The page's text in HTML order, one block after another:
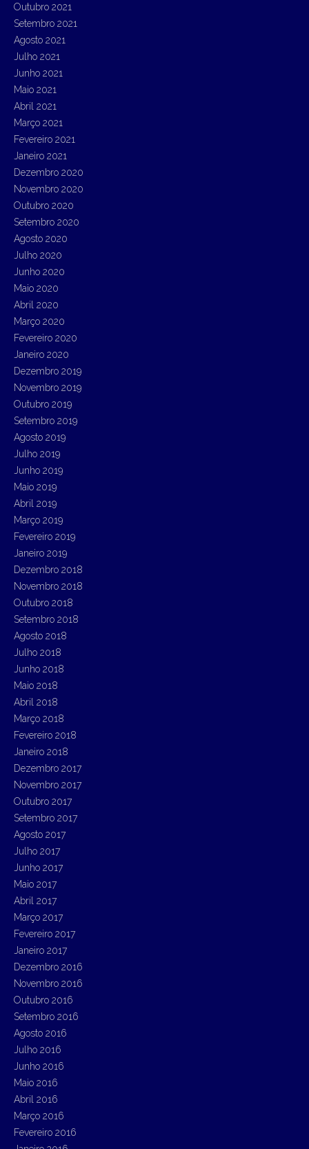
Outubro 2021
Setembro 2021
Agosto 2021
Julho 2021
Junho 2021
Maio 2021
Abril 2021
Março 2021
Fevereiro 2021
Janeiro 2021
Dezembro 2020
Novembro 2020
Outubro 2020
Setembro 2020
Agosto 2020
Julho 2020
Junho 2020
Maio 2020
Abril 2020
Março 2020
Fevereiro 2020
Janeiro 2020
Dezembro 2019
Novembro 2019
Outubro 2019
Setembro 2019
Agosto 2019
Julho 2019
Junho 2019
Maio 2019
Abril 2019
Março 2019
Fevereiro 2019
Janeiro 2019
Dezembro 2018
Novembro 2018
Outubro 2018
Setembro 2018
Agosto 2018
Julho 2018
Junho 2018
Maio 2018
Abril 2018
Março 2018
Fevereiro 2018
Janeiro 2018
Dezembro 2017
Novembro 2017
Outubro 2017
Setembro 2017
Agosto 2017
Julho 2017
Junho 2017
Maio 2017
Abril 2017
Março 2017
Fevereiro 2017
Janeiro 2017
Dezembro 2016
Novembro 2016
Outubro 2016
Setembro 2016
Agosto 2016
Julho 2016
Junho 2016
Maio 2016
Abril 2016
Março 2016
Fevereiro 2016